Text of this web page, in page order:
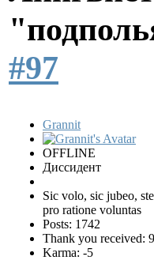
#97
Grannit
OFFLINE
Диссидент
Sic volo, sic jubeo,
pro ratione voluntas
Posts: 1742
Thank you received: 9
Karma: -5